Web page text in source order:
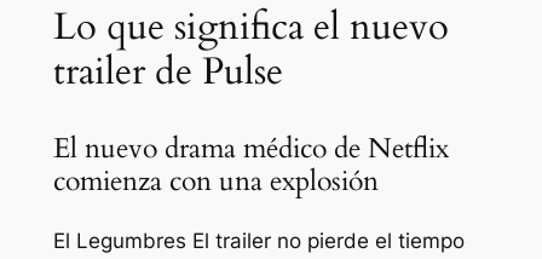
Lo que significa el nuevo
trailer de Pulse
El nuevo drama médico de Netflix
comienza con una explosión
El Legumbres El trailer no pierde el tiempo